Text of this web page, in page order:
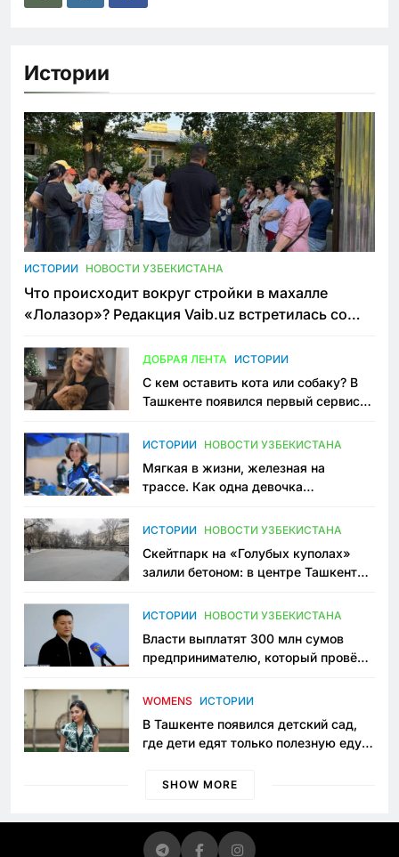
Истории
ИСТОРИИ НОВОСТИ УЗБЕКИСТАНА
Что происходит вокруг стройки в махалле
«Лолазор»? Редакция Vaib.uz встретилась со
ДОБРАЯ ЛЕНТА ИСТОРИИ
С кем оставить кота или собаку? В
Ташкенте появился первый сервис
ИСТОРИИ НОВОСТИ УЗБЕКИСТАНА
Мягкая в жизни, железная на
трассе. Как одна девочка
Узбекистане
ИСТОРИИ НОВОСТИ УЗБЕКИСТАНА
Скейтпарк на «Голубых куполах»
залили бетоном: в центре Ташкента
пространство
ИСТОРИИ НОВОСТИ УЗБЕКИСТАНА
Власти выплатят 300 млн сумов
предпринимателю, который провёл
приговору
WOMENS ИСТОРИИ
В Ташкенте появился детский сад,
где дети едят только полезную еду.
просить «кашу без сахара»
SHOW MORE